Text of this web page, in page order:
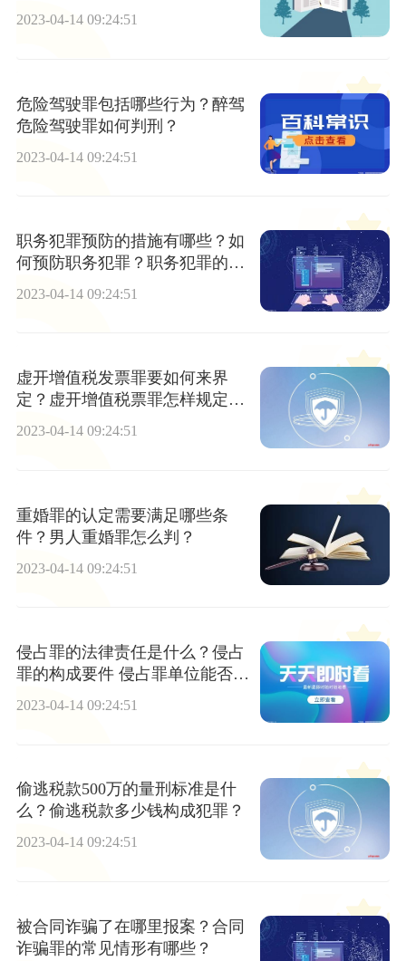
期限？
2023-04-14 09:24:51
危险驾驶罪包括哪些行为？醉驾
危险驾驶罪如何判刑？
2023-04-14 09:24:51
职务犯罪预防的措施有哪些？如
何预防职务犯罪？职务犯罪的构
2023-04-14 09:24:51
虚开增值税发票罪要如何来界
定？虚开增值税票罪怎样规定立
案标准的？
2023-04-14 09:24:51
重婚罪的认定需要满足哪些条
件？男人重婚罪怎么判？
2023-04-14 09:24:51
侵占罪的法律责任是什么？侵占
罪的构成要件 侵占罪单位能否构
成？
2023-04-14 09:24:51
偷逃税款500万的量刑标准是什
么？偷逃税款多少钱构成犯罪？
2023-04-14 09:24:51
被合同诈骗了在哪里报案？合同
诈骗罪的常见情形有哪些？